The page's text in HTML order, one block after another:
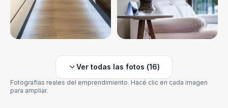
Ver todas las fotos (16)
Fotografías reales del emprendimiento. Hacé clic en cada imagen
para ampliar.